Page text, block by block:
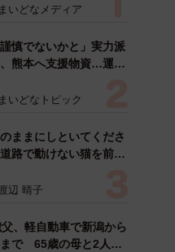
が」「宝塚に入れそ
まいどなメディア
謹慎でないかと」実力派
熊本へ支援物資…運搬
「痛いほど伝わる」
まいどなトピック
のままにしといてくださ
路で動けない猫を前に
とした4日間 「命の重
え
辺 晴子
、軽自動車で新潟から
まで 65歳の母と2人で